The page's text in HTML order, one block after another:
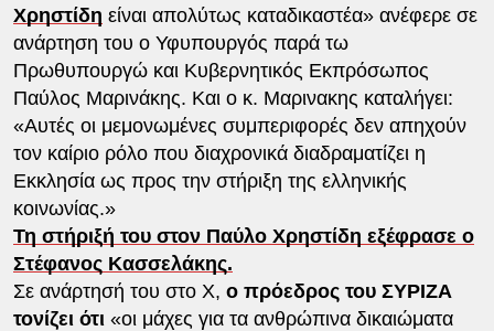
Χρηστίδη είναι απολύτως καταδικαστέα» ανέφερε σε
ανάρτηση του ο Υφυπουργός παρά τω
Πρωθυπουργώ και Κυβερνητικός Εκπρόσωπος
Παύλος Μαρινάκης. Και ο κ. Μαρινακης καταλήγει:
«Αυτές οι μεμονωμένες συμπεριφορές δεν απηχούν
τον καίριο ρόλο που διαχρονικά διαδραματίζει η
Εκκλησία ως προς την στήριξη της ελληνικής
κοινωνίας.»
Τη στήριξή του στον Παύλο Χρηστίδη εξέφρασε ο
Στέφανος Κασσελάκης.
Σε ανάρτησή του στο X, ο πρόεδρος του ΣΥΡΙΖΑ
τονίζει ότι «οι μάχες για τα ανθρώπινα δικαιώματα